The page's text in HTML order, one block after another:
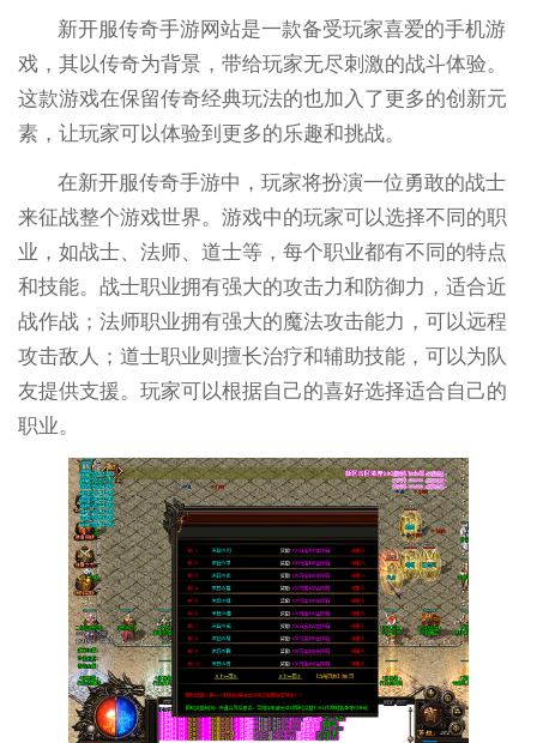
新开服传奇手游网站是一款备受玩家喜爱的手机游
戏，其以传奇为背景，带给玩家无尽刺激的战斗体验。
这款游戏在保留传奇经典玩法的也加入了更多的创新元
素，让玩家可以体验到更多的乐趣和挑战。
在新开服传奇手游中，玩家将扮演一位勇敢的战士
来征战整个游戏世界。游戏中的玩家可以选择不同的职
业，如战士、法师、道士等，每个职业都有不同的特点
和技能。战士职业拥有强大的攻击力和防御力，适合近
战作战；法师职业拥有强大的魔法攻击能力，可以远程
攻击敌人；道士职业则擅长治疗和辅助技能，可以为队
友提供支援。玩家可以根据自己的喜好选择适合自己的
职业。